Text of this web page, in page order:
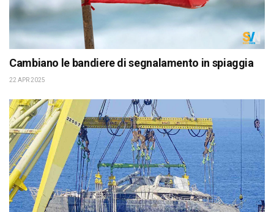
Cambiano le bandiere di segnalamento in spiaggia
22 APR 2025